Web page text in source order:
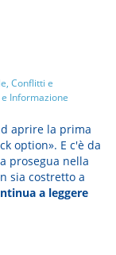
Conflitti e
Informazione
aprire la prima
option». E c'è da
prosegua nella
sia costretto a
a leggere